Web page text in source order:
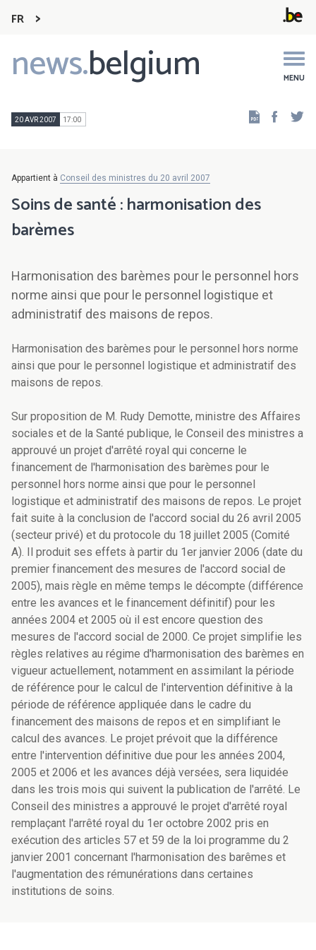
FR
news.belgium MENU
Main
navigation
20 AVR 2007 17:00
Appartient à Conseil des ministres du 20 avril 2007
Soins de santé : harmonisation des
barèmes
Harmonisation des barèmes pour le personnel hors
norme ainsi que pour le personnel logistique et
administratif des maisons de repos.
Harmonisation des barèmes pour le personnel hors norme
ainsi que pour le personnel logistique et administratif des
maisons de repos.
Sur proposition de M. Rudy Demotte, ministre des Affaires
sociales et de la Santé publique, le Conseil des ministres a
approuvé un projet d'arrêté royal qui concerne le
financement de l'harmonisation des barèmes pour le
personnel hors norme ainsi que pour le personnel
logistique et administratif des maisons de repos. Le projet
fait suite à la conclusion de l'accord social du 26 avril 2005
(secteur privé) et du protocole du 18 juillet 2005 (Comité
A). Il produit ses effets à partir du 1er janvier 2006 (date du
premier financement des mesures de l'accord social de
2005), mais règle en même temps le décompte (différence
entre les avances et le financement définitif) pour les
années 2004 et 2005 où il est encore question des
mesures de l'accord social de 2000. Ce projet simplifie les
règles relatives au régime d'harmonisation des barèmes en
vigueur actuellement, notamment en assimilant la période
de référence pour le calcul de l'intervention définitive à la
période de référence appliquée dans le cadre du
financement des maisons de repos et en simplifiant le
calcul des avances. Le projet prévoit que la différence
entre l'intervention définitive due pour les années 2004,
2005 et 2006 et les avances déjà versées, sera liquidée
dans les trois mois qui suivent la publication de l'arrêté. Le
Conseil des ministres a approuvé le projet d'arrêté royal
remplaçant l'arrêté royal du 1er octobre 2002 pris en
exécution des articles 57 et 59 de la loi programme du 2
janvier 2001 concernant l'harmonisation des barêmes et
l'augmentation des rémunérations dans certaines
institutions de soins.